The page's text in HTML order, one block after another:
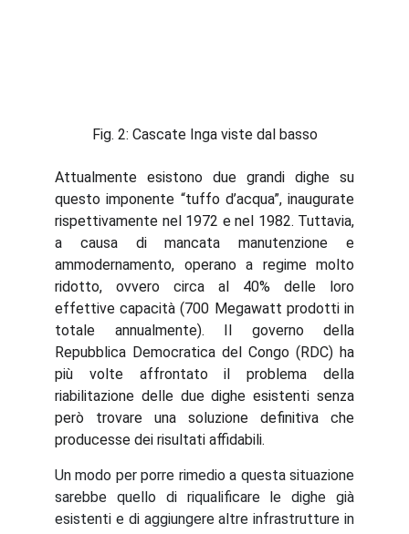
Fig. 2: Cascate Inga viste dal basso
Attualmente esistono due grandi dighe su
questo imponente “tuffo d’acqua”, inaugurate
rispettivamente nel 1972 e nel 1982. Tuttavia,
a causa di mancata manutenzione e
ammodernamento, operano a regime molto
ridotto, ovvero circa al 40% delle loro
effettive capacità (700 Megawatt prodotti in
totale annualmente). Il governo della
Repubblica Democratica del Congo (RDC) ha
più volte affrontato il problema della
riabilitazione delle due dighe esistenti senza
però trovare una soluzione definitiva che
producesse dei risultati affidabili.
Un modo per porre rimedio a questa situazione
sarebbe quello di riqualificare le dighe già
esistenti e di aggiungere altre infrastrutture in